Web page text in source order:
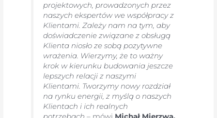
projektowych, prowadzonych przez
naszych ekspertów we współpracy z
Klientami. Zależy nam na tym, aby
doświadczenie związane z obsługą
Klienta niosło ze sobą pozytywne
wrażenia. Wierzymy, że to ważny
krok w kierunku budowania jeszcze
lepszych relacji z naszymi
Klientami. Tworzymy nowy rozdział
na rynku energii, z myślą o naszych
Klientach i ich realnych